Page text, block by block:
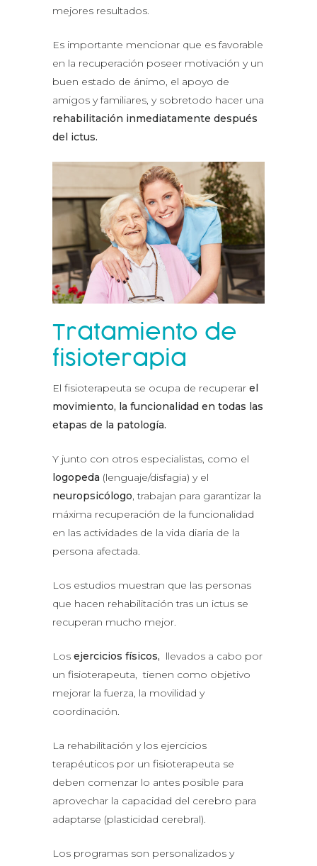
mejores resultados.
Es importante mencionar que es favorable
en la recuperación poseer motivación y un
buen estado de ánimo, el apoyo de
amigos y familiares, y sobretodo hacer una
rehabilitación inmediatamente después
del ictus.
Tratamiento de
fisioterapia
El fisioterapeuta se ocupa de recuperar el
movimiento, la funcionalidad en todas las
etapas de la patología.
Y junto con otros especialistas, como el
logopeda (lenguaje/disfagia) y el
neuropsicólogo, trabajan para garantizar la
máxima recuperación de la funcionalidad
en las actividades de la vida diaria de la
persona afectada.
Los estudios muestran que las personas
que hacen rehabilitación tras un ictus se
recuperan mucho mejor.
Los ejercicios físicos, llevados a cabo por
un fisioterapeuta, tienen como objetivo
mejorar la fuerza, la movilidad y
coordinación.
La rehabilitación y los ejercicios
terapéuticos por un fisioterapeuta se
deben comenzar lo antes posible para
aprovechar la capacidad del cerebro para
adaptarse (plasticidad cerebral).
Los programas son personalizados y